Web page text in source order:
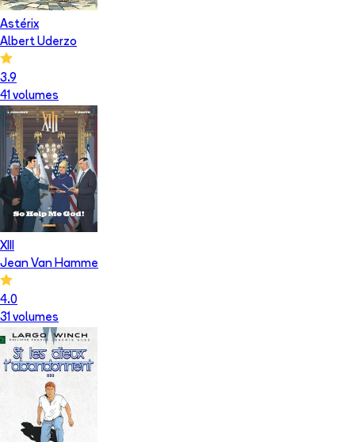
Astérix
Albert Uderzo
3.9
41 volumes
XIII
Jean Van Hamme
4.0
31 volumes